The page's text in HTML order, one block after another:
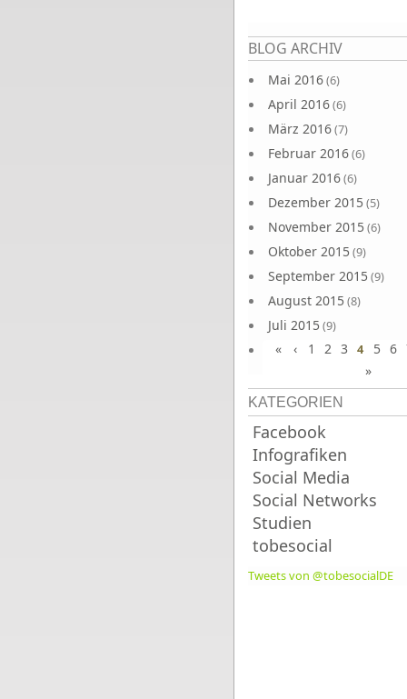
BLOG ARCHIV
Mai 2016(6)
April 2016(6)
März 2016(7)
Februar 2016(6)
Januar 2016(6)
Dezember 2015(5)
November 2015(6)
Oktober 2015(9)
September 2015(9)
August 2015(8)
Juli 2015(9)
Juni 2015(9)
Seiten
« ‹ 1 2 3 4 5 6
»
KATEGORIEN
Facebook
Infografiken
Social Media
Social Networks
Studien
tobesocial
Tweets von @tobesocialDE